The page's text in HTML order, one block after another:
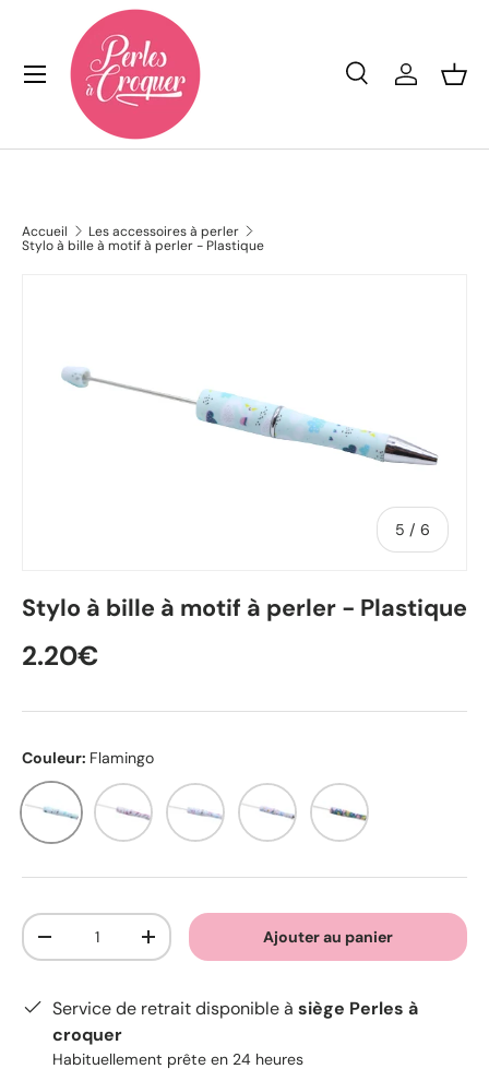
Aller au contenu
Recherche
Recherche
Se
Menu
Accueil
Les accessoires à perler
Stylo à bille à motif à perler - Plastique
5 / de
6
Stylo à bille à motif à perler - Plastique
2.20€
Couleur: Flamingo
FlamingoButterflyFlower 1 Flower 2 Flower 3
Qté
-
+ Ajouter au panier
Service de retrait disponible à siège Perles à
croquer
Habituellement prête en 24 heures